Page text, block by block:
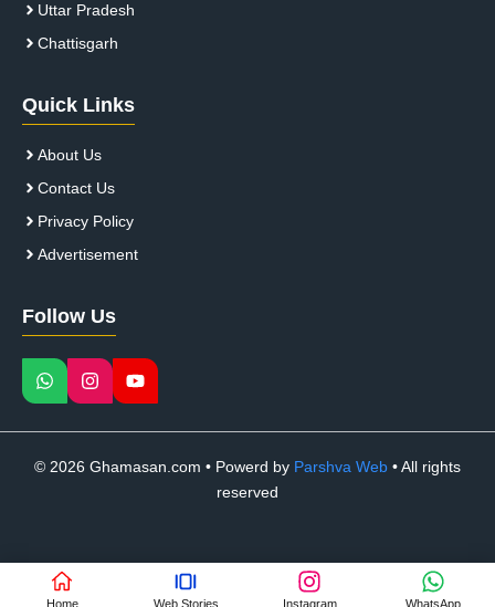
Uttar Pradesh
Chattisgarh
Quick Links
About Us
Contact Us
Privacy Policy
Advertisement
Follow Us
© 2026 Ghamasan.com • Powerd by Parshva Web • All rights
reserved
Home Web Stories Instagram WhatsApp